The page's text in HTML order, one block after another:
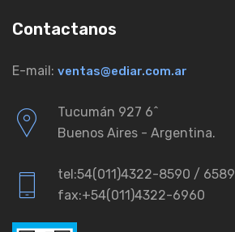
Contactanos
E-mail: ventas@ediar.com.ar
Tucumán 927 6ˆ
Buenos Aires - Argentina.
tel:54(011)4322-8590 / 6589
fax:+54(011)4322-6960